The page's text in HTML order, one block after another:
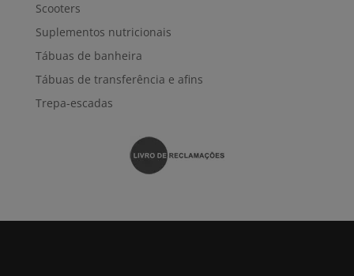
Scooters
Suplementos nutricionais
Tábuas de banheira
Tábuas de transferência e afins
Trepa-escadas